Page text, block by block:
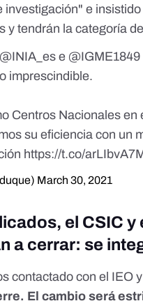
investigación" e
y tendrán la categoría de
@INIA_es e @IGME1849
imprescindible.
Centros Nacionales en
su eficiencia con un
https://t.co/
March 30, 2021
el CSIC
a cerrar: se
contactado con el IEO
El cambio será